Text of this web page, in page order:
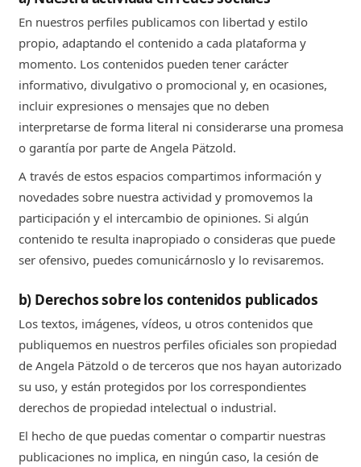
En nuestros perfiles publicamos con libertad y estilo
propio, adaptando el contenido a cada plataforma y
momento. Los contenidos pueden tener carácter
informativo, divulgativo o promocional y, en ocasiones,
incluir expresiones o mensajes que no deben
interpretarse de forma literal ni considerarse una promesa
o garantía por parte de Angela Pätzold.
A través de estos espacios compartimos información y
novedades sobre nuestra actividad y promovemos la
participación y el intercambio de opiniones. Si algún
contenido te resulta inapropiado o consideras que puede
ser ofensivo, puedes comunicárnoslo y lo revisaremos.
b) Derechos sobre los contenidos publicados
Los textos, imágenes, vídeos, u otros contenidos que
publiquemos en nuestros perfiles oficiales son propiedad
de Angela Pätzold o de terceros que nos hayan autorizado
su uso, y están protegidos por los correspondientes
derechos de propiedad intelectual o industrial.
El hecho de que puedas comentar o compartir nuestras
publicaciones no implica, en ningún caso, la cesión de